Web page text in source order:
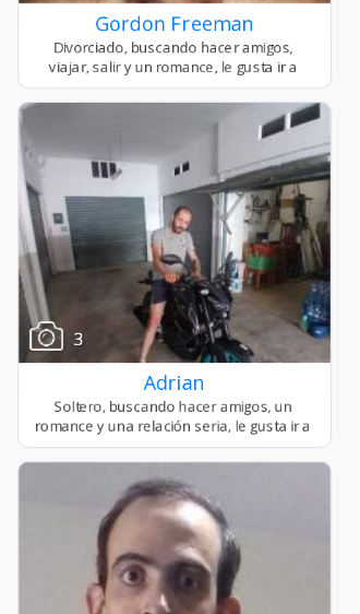
Gordon Freeman
3
Adrian